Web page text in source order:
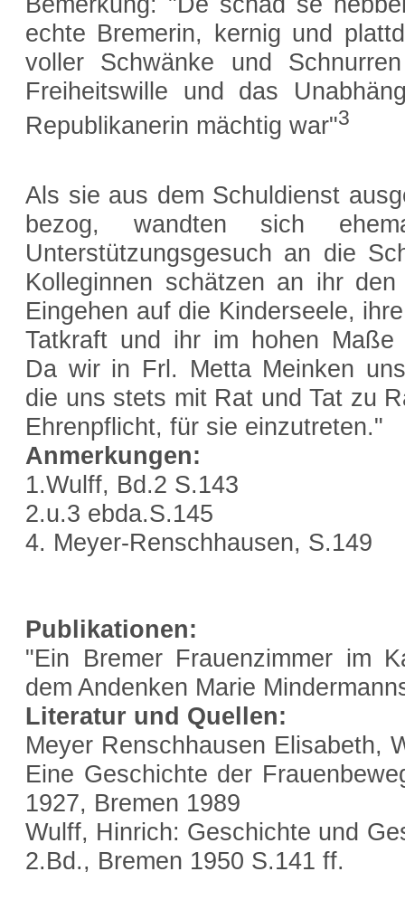
echte Bremerin, kernig und
voller Schwänke und
Freiheitswille und das
Republikanerin mächtig war"3
Als sie aus dem Schuldienst
bezog, wandten sich
Unterstützungsgesuch an die
Kolleginnen schätzen an ihr
Eingehen auf die Kinderseele,
Tatkraft und ihr im hohen Maße
Da wir in Frl. Metta Meinken
die uns stets mit Rat und Tat zu
Ehrenpflicht, für sie einzutreten."
Anmerkungen:
1.Wulff, Bd.2 S.143
2.u.3 ebda.S.145
4. Meyer-Renschhausen, S.149
Publikationen:
"Ein Bremer Frauenzimmer im
dem Andenken Marie
Literatur und Quellen:
Meyer Renschhausen Elisabeth,
Eine Geschichte der
1927, Bremen 1989
Wulff, Hinrich: Geschichte und
2.Bd., Bremen 1950 S.141 ff.